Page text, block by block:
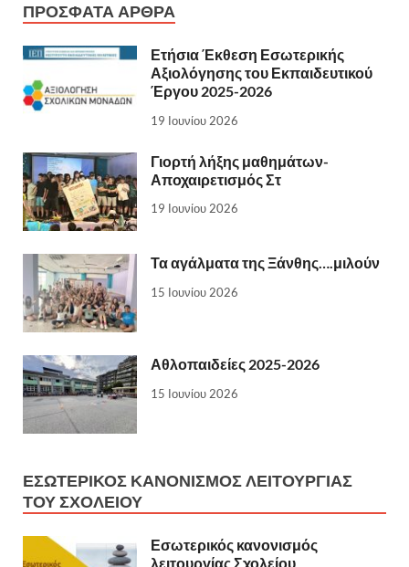
ΠΡΌΣΦΑΤΑ ΆΡΘΡΑ
Ετήσια Έκθεση Εσωτερικής
Αξιολόγησης του Εκπαιδευτικού
Έργου 2025-2026
19 Ιουνίου 2026
Γιορτή λήξης μαθημάτων-
Αποχαιρετισμός Στ
19 Ιουνίου 2026
Τα αγάλματα της Ξάνθης….μιλούν
15 Ιουνίου 2026
Αθλοπαιδείες 2025-2026
15 Ιουνίου 2026
ΕΣΩΤΕΡΙΚΌΣ ΚΑΝΟΝΙΣΜΌΣ ΛΕΙΤΟΥΡΓΊΑΣ
ΤΟΥ ΣΧΟΛΕΊΟΥ
Εσωτερικός κανονισμός
λειτουργίας Σχολείου